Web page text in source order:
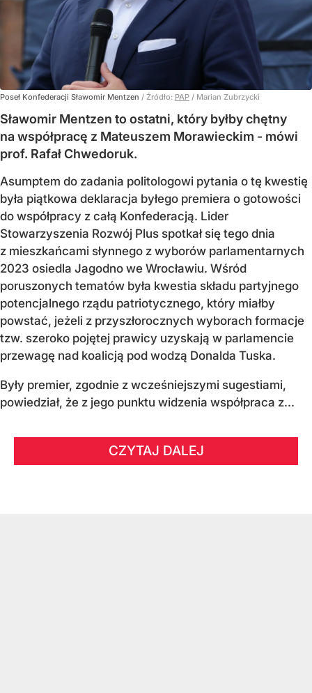
Poseł Konfederacji Sławomir Mentzen / Źródło: PAP / Marian Zubrzycki
Sławomir Mentzen to ostatni, który byłby chętny
na współpracę z Mateuszem Morawieckim - mówi
prof. Rafał Chwedoruk.
Asumptem do zadania politologowi pytania o tę kwestię
była piątkowa deklaracja byłego premiera o gotowości
do współpracy z całą Konfederacją. Lider
Stowarzyszenia Rozwój Plus spotkał się tego dnia
z mieszkańcami słynnego z wyborów parlamentarnych
2023 osiedla Jagodno we Wrocławiu. Wśród
poruszonych tematów była kwestia składu partyjnego
potencjalnego rządu patriotycznego, który miałby
powstać, jeżeli z przyszłorocznych wyborach formacje
tzw. szeroko pojętej prawicy uzyskają w parlamencie
przewagę nad koalicją pod wodzą Donalda Tuska.
Były premier, zgodnie z wcześniejszymi sugestiami,
powiedział, że z jego punktu widzenia współpraca z...
CZYTAJ DALEJ